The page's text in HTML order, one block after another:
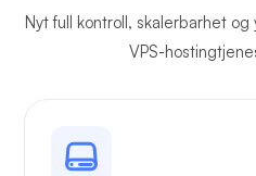
Plex
Nyt full kontroll, skalerbarhet
VPS-